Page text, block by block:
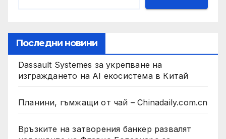
Последни новини
Dassault Systemes за укрепване на
изграждането на AI екосистема в Китай
Планини, гъмжащи от чай – Chinadaily.com.cn
Връзките на затворения банкер развалят